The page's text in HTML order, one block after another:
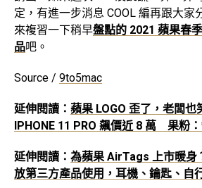
定，有進一步消息 COOL 編再跟大家
來複習一下稍早盤點的 2021 蘋果春
品吧。
Source / 9to5mac
延伸閱讀： 蘋果 LOGO 歪了，老闆也
IPHONE 11 PRO 飆價近 8 萬 果粉：
延伸閱讀： 為蘋果 AirTags 上市暖身
放第三方產品使用，耳機、鑰匙、自